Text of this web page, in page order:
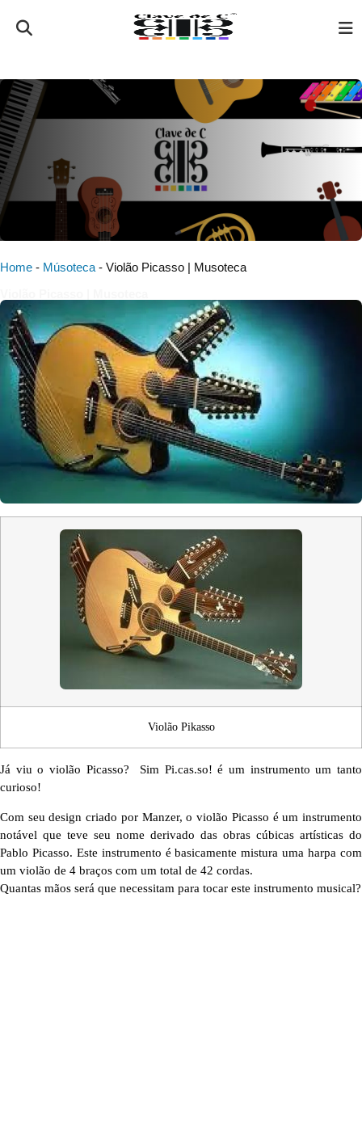
Home - Músoteca - Violão Picasso | Musoteca
Violão Pikasso
Já viu o violão Picasso? Sim Pi.cas.so! é um instrumento um tanto
curioso!
Com seu design criado por Manzer, o violão Picasso é um instrumento
notável que teve seu nome derivado das obras cúbicas artísticas do
Pablo Picasso. Este instrumento é basicamente mistura uma harpa com
um violão de 4 braços com um total de 42 cordas.
Quantas mãos será que necessitam para tocar este instrumento musical?